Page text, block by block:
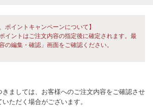
ポイントキャンペーンについて】
イントはご注文内容の指定後に確定されます。最
の編集・確認」画面をご確認ください。
きましては、お客様へのご注文内容をご確認させ
いただく場合がございます。